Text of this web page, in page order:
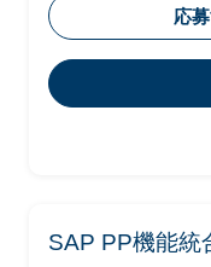
合
標
・
応
SAP PP機能統